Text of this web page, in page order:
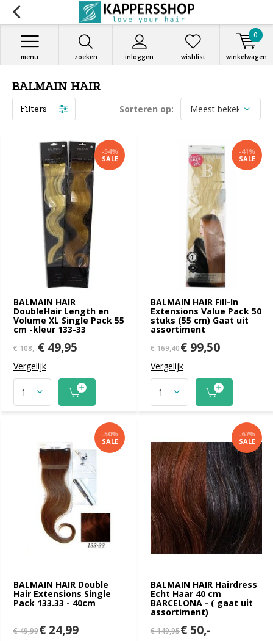
zoeken inloggen
menu wishlist winkelwagen
0
BALMAIN HAIR
Filters Sorteren op:
BALMAIN HAIR
DoubleHair Length en
Volume XL Single Pack 55
cm -kleur 133-33
-54%
SALE
€ 108,-€ 49,95
Vergelijk
BALMAIN HAIR Fill-In
Extensions Value Pack 50
stuks (55 cm) Gaat uit
assortiment
-41%
SALE
€ 169,40€ 99,50
Vergelijk
BALMAIN HAIR Double
Hair Extensions Single
Pack 133.33 - 40cm
-50%
SALE
€ 49,99€ 24,99
BALMAIN HAIR Hairdress
Echt Haar 40 cm
BARCELONA - ( gaat uit
assortiment)
-67%
SALE
€ 149,95€ 50,-